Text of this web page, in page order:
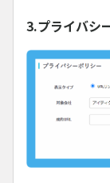
3.プライバシ